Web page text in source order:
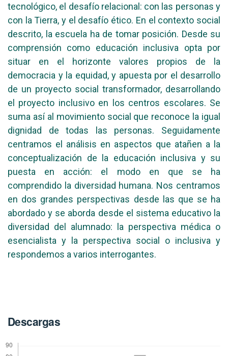
tecnológico, el desafío relacional: con las personas y
con la Tierra, y el desafío ético. En el contexto social
descrito, la escuela ha de tomar posición. Desde su
comprensión como educación inclusiva opta por
situar en el horizonte valores propios de la
democracia y la equidad, y apuesta por el desarrollo
de un proyecto social transformador, desarrollando
el proyecto inclusivo en los centros escolares. Se
suma así al movimiento social que reconoce la igual
dignidad de todas las personas. Seguidamente
centramos el análisis en aspectos que atañen a la
conceptualización de la educación inclusiva y su
puesta en acción: el modo en que se ha
comprendido la diversidad humana. Nos centramos
en dos grandes perspectivas desde las que se ha
abordado y se aborda desde el sistema educativo la
diversidad del alumnado: la perspectiva médica o
esencialista y la perspectiva social o inclusiva y
respondemos a varios interrogantes.
Descargas